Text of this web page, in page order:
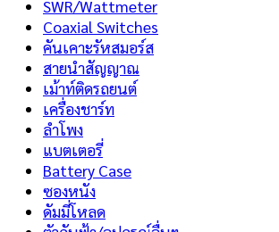
SWR/Wattmeter
Coaxial Switches
คันเคาะรัหสมอร์ส
สายนำสัญญาณ
เม้าท์ติดรถยนต์
เครื่องชาร์ท
ลำโพง
แบตเตอรี่
Battery Case
ซองหนัง
ดัมมี่โหลด